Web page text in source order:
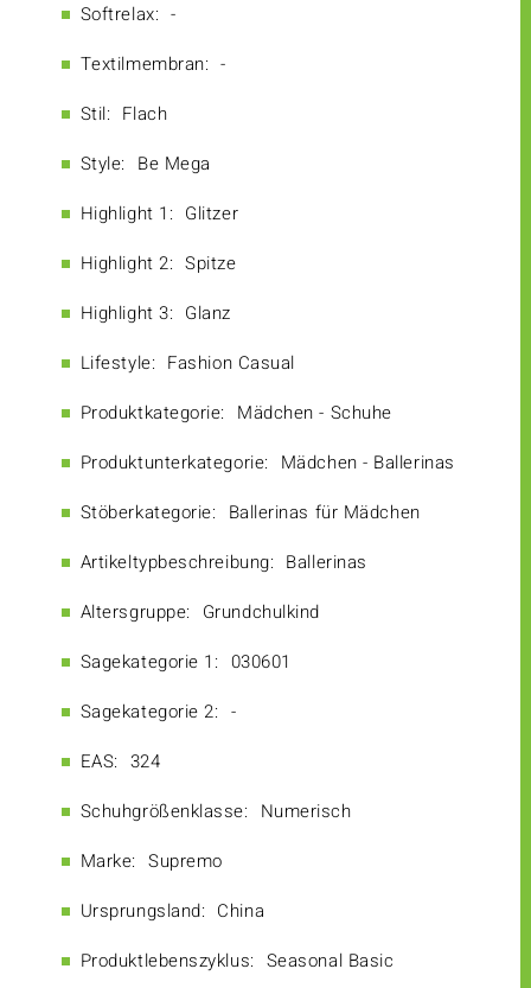
Softrelax: -
Textilmembran: -
Stil: Flach
Style: Be Mega
Highlight 1: Glitzer
Highlight 2: Spitze
Highlight 3: Glanz
Lifestyle: Fashion Casual
Produktkategorie: Mädchen - Schuhe
Produktunterkategorie: Mädchen - Ballerinas
Stöberkategorie: Ballerinas für Mädchen
Artikeltypbeschreibung: Ballerinas
Altersgruppe: Grundchulkind
Sagekategorie 1: 030601
Sagekategorie 2: -
EAS: 324
Schuhgrößenklasse: Numerisch
Marke: Supremo
Ursprungsland: China
Produktlebenszyklus: Seasonal Basic